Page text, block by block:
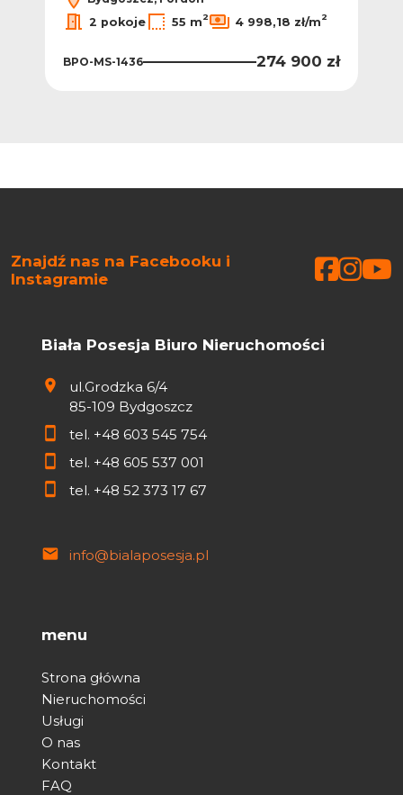
2 pokoje
55 m2 4 998,18 zł/m2
BPO-MS-1436 274 900 zł
Znajdź nas na Facebooku i
Instagramie
Biała Posesja Biuro Nieruchomości
ul.Grodzka 6/4
85-109 Bydgoszcz
tel. +48 603 545 754
tel. +48 605 537 001
tel. +48 52 373 17 67
info@bialaposesja.pl
menu
Strona główna
Nieruchomości
Usługi
O nas
Kontakt
FAQ